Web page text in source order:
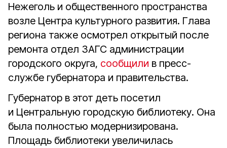
Нежеголь и общественного пространства
возле Центра культурного развития. Глава
региона также осмотрел открытый после
ремонта отдел ЗАГС администрации
городского округа, сообщили в пресс-
службе губернатора и правительства.
Губернатор в этот деть посетил
и Центральную городскую библиотеку. Она
была полностью модернизирована.
Площадь библиотеки увеличилась